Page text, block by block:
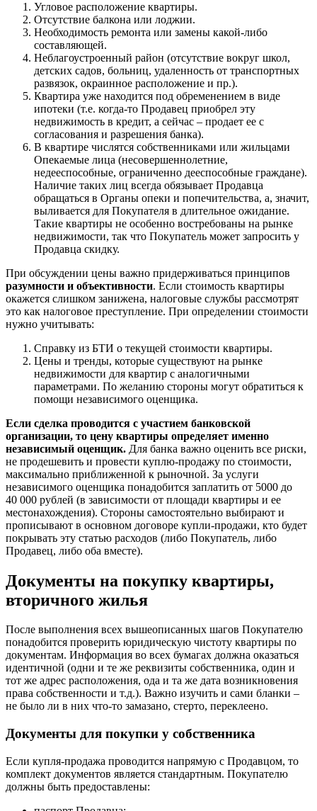
Угловое расположение квартиры.
Отсутствие балкона или лоджии.
Необходимость ремонта или замены какой-либо
составляющей.
Неблагоустроенный район (отсутствие вокруг школ,
детских садов, больниц, удаленность от транспортных
развязок, окраинное расположение и пр.).
Квартира уже находится под обременением в виде
ипотеки (т.е. когда-то Продавец приобрел эту
недвижимость в кредит, а сейчас – продает ее с
согласования и разрешения банка).
В квартире числятся собственниками или жильцами
Опекаемые лица (несовершеннолетние,
недееспособные, ограниченно дееспособные граждане).
Наличие таких лиц всегда обязывает Продавца
обращаться в Органы опеки и попечительства, а, значит,
выливается для Покупателя в длительное ожидание.
Такие квартиры не особенно востребованы на рынке
недвижимости, так что Покупатель может запросить у
Продавца скидку.
При обсуждении цены важно придерживаться принципов
разумности и объективности. Если стоимость квартиры
окажется слишком занижена, налоговые службы рассмотрят
это как налоговое преступление. При определении стоимости
нужно учитывать:
Справку из БТИ о текущей стоимости квартиры.
Цены и тренды, которые существуют на рынке
недвижимости для квартир с аналогичными
параметрами. По желанию стороны могут обратиться к
помощи независимого оценщика.
Если сделка проводится с участием банковской
организации, то цену квартиры определяет именно
независимый оценщик. Для банка важно оценить все риски,
не продешевить и провести куплю-продажу по стоимости,
максимально приближенной к рыночной. За услуги
независимого оценщика понадобится заплатить от 5000 до
40 000 рублей (в зависимости от площади квартиры и ее
местонахождения). Стороны самостоятельно выбирают и
прописывают в основном договоре купли-продажи, кто будет
покрывать эту статью расходов (либо Покупатель, либо
Продавец, либо оба вместе).
Документы на покупку квартиры,
вторичного жилья
После выполнения всех вышеописанных шагов Покупателю
понадобится проверить юридическую чистоту квартиры по
документам. Информация во всех бумагах должна оказаться
идентичной (одни и те же реквизиты собственника, один и
тот же адрес расположения, ода и та же дата возникновения
права собственности и т.д.). Важно изучить и сами бланки –
не было ли в них что-то замазано, стерто, переклеено.
Документы для покупки у собственника
Если купля-продажа проводится напрямую с Продавцом, то
комплект документов является стандартным. Покупателю
должны быть предоставлены: